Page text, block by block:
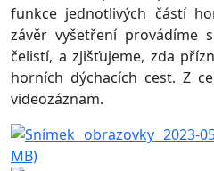
funkce jednotlivých částí
závěr vyšetření provádíme
čelistí, a zjišťujeme, zda
horních dýchacích cest. Z
videozáznam.